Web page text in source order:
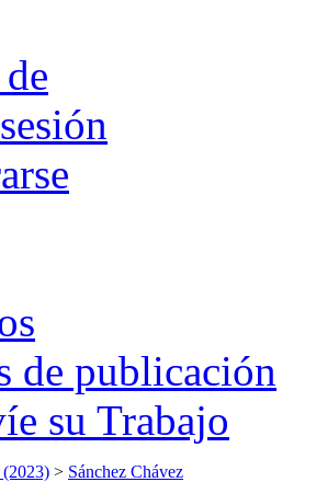
de publicación
su Trabajo
> Sánchez Chávez